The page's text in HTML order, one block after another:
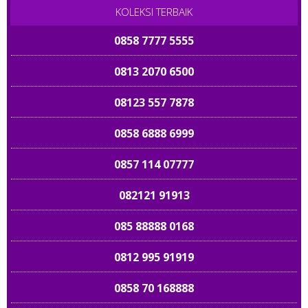
KOLEKSI TERBAIK
0858 7777 5555
0813 2070 6500
08123 557 7878
0858 6888 6999
0857 114 07777
082121 91913
085 88888 0168
0812 995 91919
0858 70 168888